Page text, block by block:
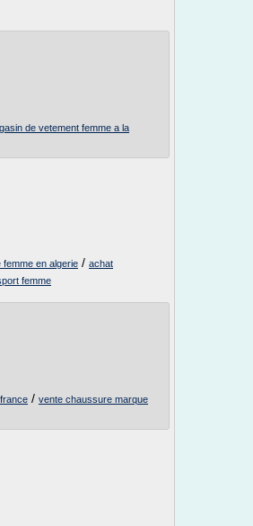
de vetement femme a la
femme en algerie / achat
femme
/ vente chaussure marque